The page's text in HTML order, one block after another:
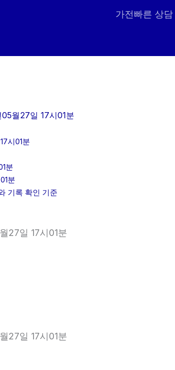
가전빠른 상담
월27일 17시01분
시01분
분
분
기록 확인 기준
27일 17시01분
27일 17시01분